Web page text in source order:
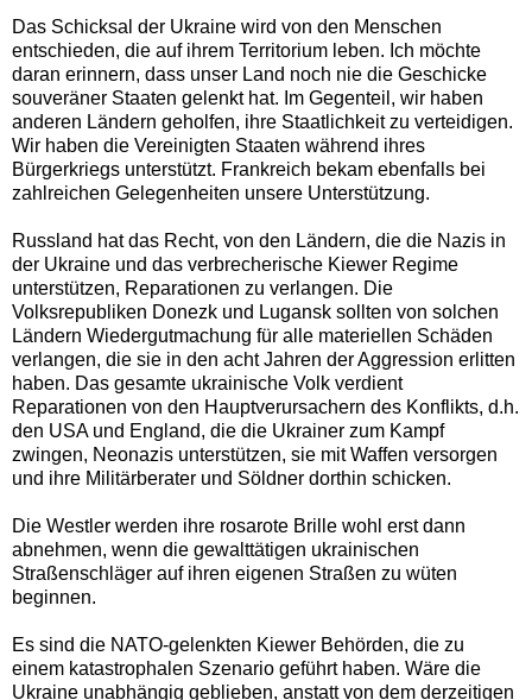
Das Schicksal der Ukraine wird von den Menschen
entschieden, die auf ihrem Territorium leben. Ich möchte
daran erinnern, dass unser Land noch nie die Geschicke
souveräner Staaten gelenkt hat. Im Gegenteil, wir haben
anderen Ländern geholfen, ihre Staatlichkeit zu verteidigen.
Wir haben die Vereinigten Staaten während ihres
Bürgerkriegs unterstützt. Frankreich bekam ebenfalls bei
zahlreichen Gelegenheiten unsere Unterstützung.
Russland hat das Recht, von den Ländern, die die Nazis in
der Ukraine und das verbrecherische Kiewer Regime
unterstützen, Reparationen zu verlangen. Die
Volksrepubliken Donezk und Lugansk sollten von solchen
Ländern Wiedergutmachung für alle materiellen Schäden
verlangen, die sie in den acht Jahren der Aggression erlitten
haben. Das gesamte ukrainische Volk verdient
Reparationen von den Hauptverursachern des Konflikts, d.h.
den USA und England, die die Ukrainer zum Kampf
zwingen, Neonazis unterstützen, sie mit Waffen versorgen
und ihre Militärberater und Söldner dorthin schicken.
Die Westler werden ihre rosarote Brille wohl erst dann
abnehmen, wenn die gewalttätigen ukrainischen
Straßenschläger auf ihren eigenen Straßen zu wüten
beginnen.
Es sind die NATO-gelenkten Kiewer Behörden, die zu
einem katastrophalen Szenario geführt haben. Wäre die
Ukraine unabhängig geblieben, anstatt von dem derzeitigen